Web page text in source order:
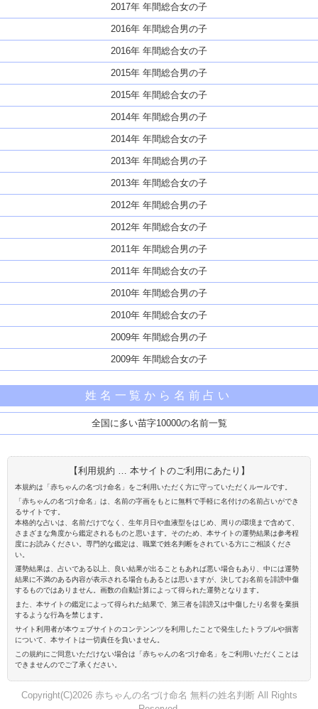
2017年 年間総合女の子
2016年 年間総合男の子
2016年 年間総合女の子
2015年 年間総合男の子
2015年 年間総合女の子
2014年 年間総合男の子
2014年 年間総合女の子
2013年 年間総合男の子
2013年 年間総合女の子
2012年 年間総合男の子
2012年 年間総合女の子
2011年 年間総合男の子
2011年 年間総合女の子
2010年 年間総合男の子
2010年 年間総合女の子
2009年 年間総合男の子
2009年 年間総合女の子
姓名一覧から名前占い
全国に多い苗字10000の名前一覧
【利用規約 … 本サイトのご利用にあたり】
本規約は「赤ちゃんの名づけ命名」をご利用いただく方に守っていただくルールです。
「赤ちゃんの名づけ命名」は、名前の字画をもとに無料で手軽に名付けの名前占いができ
るサイトです。
本格的な占いは、名前だけでなく、生年月日や血液型をはじめ、周りの環境まで含めて、
さまざまな角度から鑑定されるものと思います。そのため、本サイトの運勢結果は参考程
度にお読みください。専門的な鑑定は、職業で姓名判断をされている方にご相談くださ
い。
運勢結果は、占いである以上、良い結果が出ることもあれば悪い場合もあり、中には運勢
結果に不満のある内容が表示される場合もあるとは思いますが、決してお名前を誹謗中傷
するものではありません。画数の自動計算によって得られた運勢となります。
また、本サイトの鑑定によって得られた結果で、第三者を誹謗又は中傷したり名誉を棄損
するような行為を禁じます。
サイト利用者が本ウェブサイトのコンテンンツを利用したことで発生したトラブルや損害
について、本サイトは一切責任を負いません。
この規約にご同意いただけない場合は「赤ちゃんの名づけ命名」をご利用いただくことは
できませんのでご了承ください。
Copyright(C)2026 赤ちゃんの名づけ命名 無料の姓名判断 All Rights